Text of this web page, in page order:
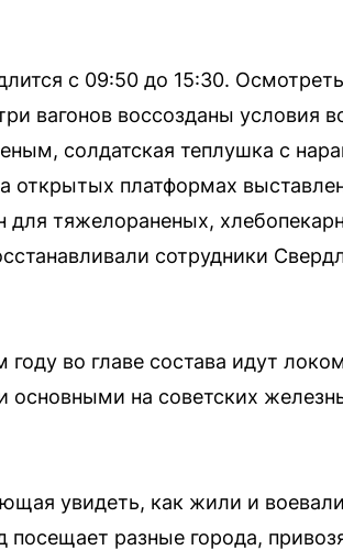
с 09:50 до 15:30.
вагонов воссозданы условия
солдатская теплушка с
открытых платформах
для тяжелораненых,
сотрудники
во главе состава идут
на советских
увидеть, как жили и
разные города,